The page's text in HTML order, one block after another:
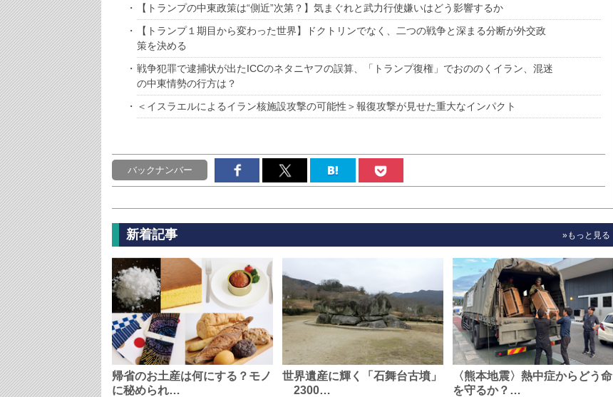
【トランプの中東政策は“側近”次第？】気まぐれと武力行使嫌いはどう影響するか
【トランプ１期目から変わった世界】ドクトリンでなく、二つの戦争と深まる分断が外交政
策を決める
戦争犯罪で逮捕状が出たICCのネタニヤフの誤算、「トランプ復権」でおののくイラン、混迷
の中東情勢の行方は？
＜イスラエルによるイラン核施設攻撃の可能性＞報復攻撃が見せた重大なインパクト
バックナンバー
新着記事 »もっと見る
帰省のお土産は何にする？モノ
に秘められ…
世界遺産に輝く「石舞台古墳」
2300…
〈熊本地震〉熱中症からどう命
を守るか？…